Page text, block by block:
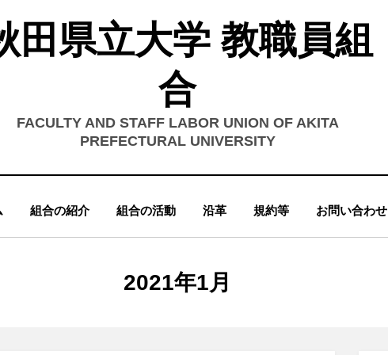
田県立大学 教職員組
合
FACULTY AND STAFF LABOR UNION OF AKITA
PREFECTURAL UNIVERSITY
組合の紹介 組合の活動 沿革 規約等 お問い合わせ
月別
:
2021年1月